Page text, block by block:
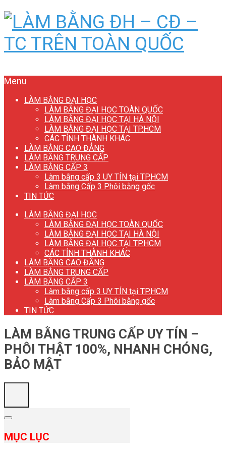
Menu
LÀM BẰNG ĐẠI HỌC
LÀM BẰNG ĐẠI HỌC TOÀN QUỐC
LÀM BẰNG ĐẠI HỌC TẠI HÀ NỘI
LÀM BẰNG ĐẠI HỌC TẠI TP.HCM
CÁC TỈNH THÀNH KHÁC
LÀM BẰNG CAO ĐẲNG
LÀM BẰNG TRUNG CẤP
LÀM BẰNG CẤP 3
Làm bằng cấp 3 UY TÍN tại TP.HCM
Làm bằng Cấp 3 Phôi bằng gốc
TIN TỨC
LÀM BẰNG ĐẠI HỌC
LÀM BẰNG ĐẠI HỌC TOÀN QUỐC
LÀM BẰNG ĐẠI HỌC TẠI HÀ NỘI
LÀM BẰNG ĐẠI HỌC TẠI TP.HCM
CÁC TỈNH THÀNH KHÁC
LÀM BẰNG CAO ĐẲNG
LÀM BẰNG TRUNG CẤP
LÀM BẰNG CẤP 3
Làm bằng cấp 3 UY TÍN tại TP.HCM
Làm bằng Cấp 3 Phôi bằng gốc
TIN TỨC
LÀM BẰNG TRUNG CẤP UY TÍN –
PHÔI THẬT 100%, NHANH CHÓNG,
BẢO MẬT
MỤC LỤC